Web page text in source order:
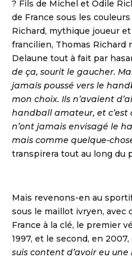
? Fils de Michel et Odile
de France sous les
Richard, mythique joueur
francilien, Thomas Richard
Delaune tout à fait par
de ça, sourit le gaucher.
jamais poussé vers le
mon choix. Ils n’avaient
handball amateur, et c’est
n’ont jamais envisagé le
mais comme quelque-
transpirera tout au long du
Mais revenons-en au
sous le maillot ivryen, avec
France à la clé, le premier
1997, et le second, en 2007,
suis content d’avoir eu